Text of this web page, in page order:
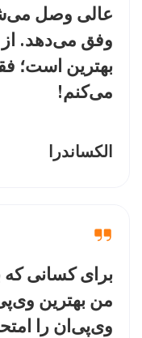
عالی وصل
وفق می‌دهد. از
بهترین است؛
می‌کنم!
الکساندرا
برای کسانی که
وی‌پی‌ان را